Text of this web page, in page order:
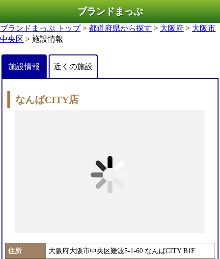
ブランドまっぷ
ブランドまっぷ トップ> 都道府県から探す > 大阪府 > 大阪市
中央区 > 施設情報
施設情報 近くの施設
なんばCITY店
住所
大阪府大阪市中央区難波5-1-60 なんばCITY B1F